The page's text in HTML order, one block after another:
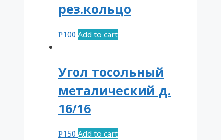
рез.кольцо
Р100 Add to cart
Угол тосольный
металический д.
16/16
Р150 Add to cart